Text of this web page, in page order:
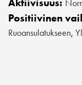
Positiivinen
Ruoansulatukseen,